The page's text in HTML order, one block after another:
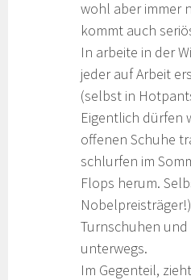
wohl aber immer
kommt auch
In arbeite in der
jeder auf Arbeit
(selbst in
Eigentlich dürfen
offenen Schuhe
schlurfen im
Flops herum.
Turnschuhen
unterwegs.
Im Gegenteil,